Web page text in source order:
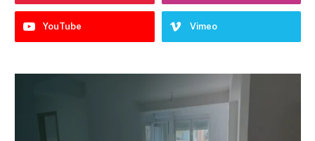
YouTube Vimeo